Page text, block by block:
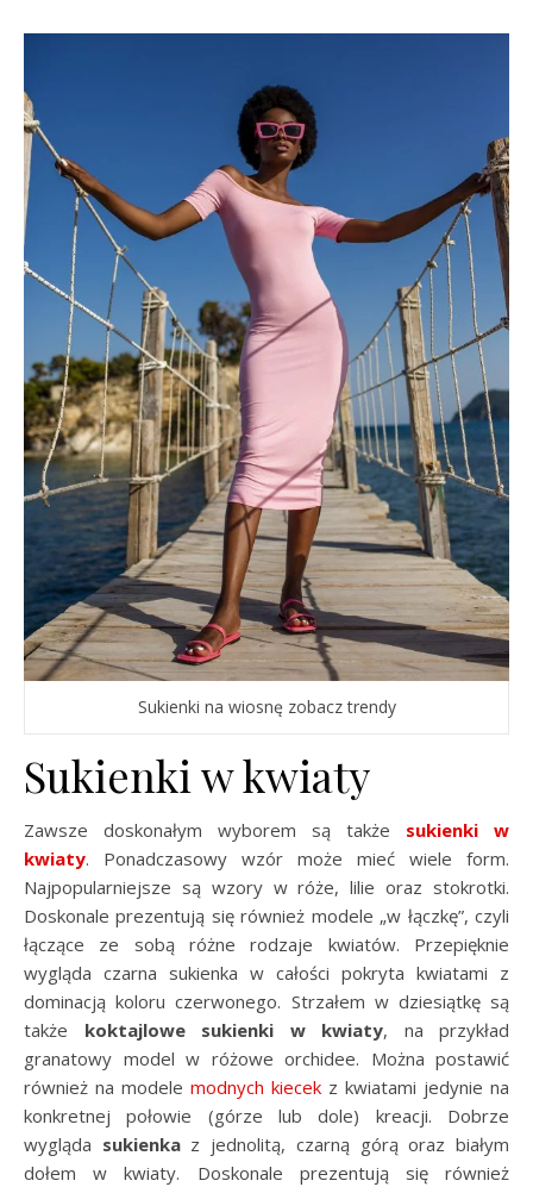
Sukienki na wiosnę zobacz trendy
Sukienki w kwiaty
Zawsze doskonałym wyborem są także
sukienki w
kwiaty. Ponadczasowy wzór może mieć wiele form.
Najpopularniejsze są wzory w róże, lilie oraz stokrotki.
Doskonale prezentują się również modele „w łączkę”, czyli
łączące ze sobą różne rodzaje kwiatów. Przepięknie
wygląda czarna sukienka w całości pokryta kwiatami z
dominacją koloru czerwonego. Strzałem w dziesiątkę są
także koktajlowe sukienki w kwiaty, na przykład
granatowy model w różowe orchidee. Można postawić
również na modele modnych kiecek z kwiatami jedynie na
konkretnej połowie (górze lub dole) kreacji. Dobrze
wygląda sukienkaz jednolitą, czarną górą oraz białym
dołem w kwiaty. Doskonale prezentują się również